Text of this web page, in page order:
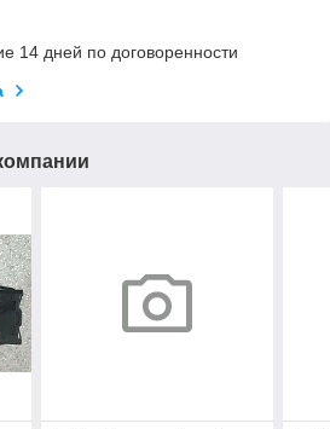
14 дней по договоренности